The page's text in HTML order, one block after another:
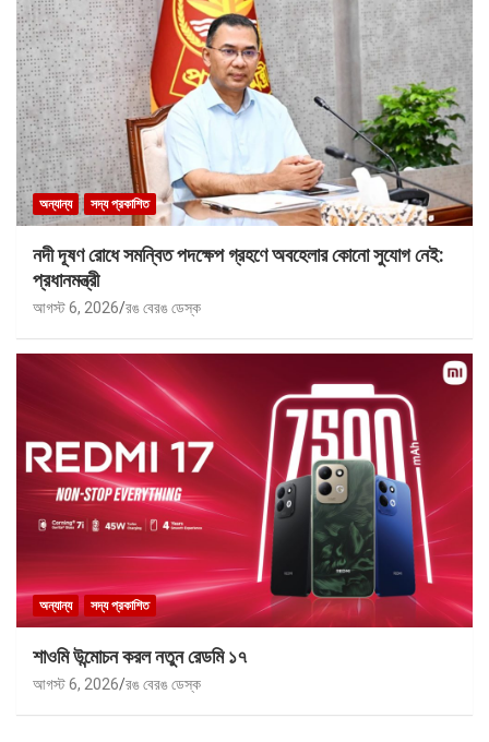
অন্যান্য সদ্য প্রকাশিত
নদী দূষণ রোধে সমন্বিত পদক্ষেপ গ্রহণে অবহেলার কোনো সুযোগ নেই:
প্রধানমন্ত্রী
আগস্ট 6, 2026 রঙ বেরঙ ডেস্ক
অন্যান্য সদ্য প্রকাশিত
শাওমি উন্মোচন করল নতুন রেডমি ১৭
আগস্ট 6, 2026 রঙ বেরঙ ডেস্ক